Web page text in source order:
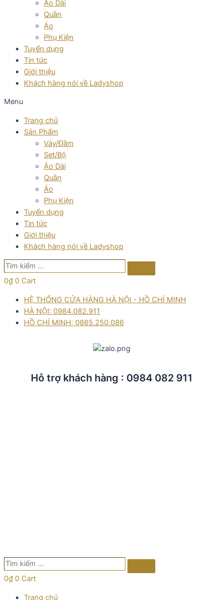
Áo Dài
Quần
Áo
Phụ Kiện
Tuyển dụng
Tin tức
Giới thiệu
Khách hàng nói về Ladyshop
Menu
Trang chủ
Sản Phẩm
Váy/Đầm
Set/Bộ
Áo Dài
Quần
Áo
Phụ Kiện
Tuyển dụng
Tin tức
Giới thiệu
Khách hàng nói về Ladyshop
Tìm
kiếm
…
0₫ 0 Cart
HỆ THỐNG CỬA HÀNG HÀ NỘI - HỒ CHÍ MINH
HÀ NỘI: 0984.082.911
HỒ CHÍ MINH: 0865.250.086
Hỗ trợ khách hàng : 0984 082 911
Tìm
kiếm
…
0₫ 0 Cart
Trang chủ